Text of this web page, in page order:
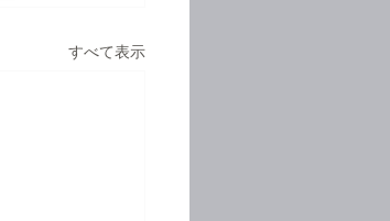
すべて表示